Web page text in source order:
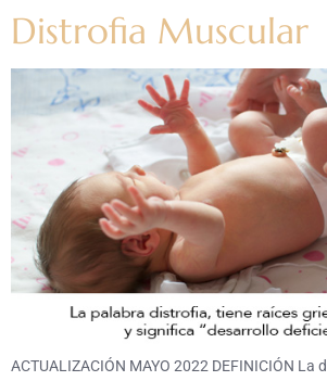
Distrofia Muscular
ACTUALIZACIÓN MAYO 2022 DEFINICIÓN La